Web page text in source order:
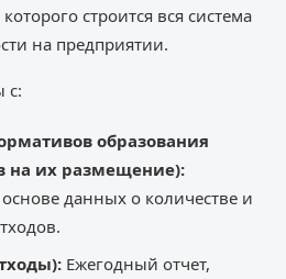
строится вся система
на предприятии.
с:
образования
на их размещение):
данных о количестве и
Ежегодный отчет,